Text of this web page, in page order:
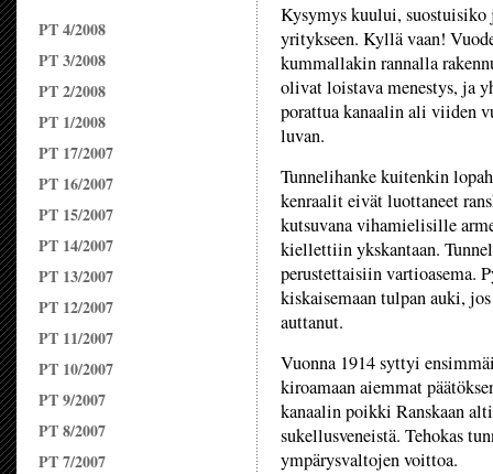
PT 4/2008
PT 3/2008
PT 2/2008
PT 1/2008
PT 17/2007
PT 16/2007
PT 15/2007
PT 14/2007
PT 13/2007
PT 12/2007
PT 11/2007
PT 10/2007
PT 9/2007
PT 8/2007
PT 7/2007
Kysymys kuului, suostuisiko
yritykseen. Kyllä vaan!
kummallakin rannalla
olivat loistava menestys, ja
porattua kanaalin ali viiden
luvan.
Tunnelihanke kuitenkin
kenraalit eivät luottaneet
kutsuvana vihamielisille
kiellettiin ykskantaan.
perustettaisiin vartioasema.
kiskaisemaan tulpan auki,
auttanut.
Vuonna 1914 syttyi
kiroamaan aiemmat
kanaalin poikki Ranskaan
sukellusveneistä. Tehokas
ympärysvaltojen voittoa.